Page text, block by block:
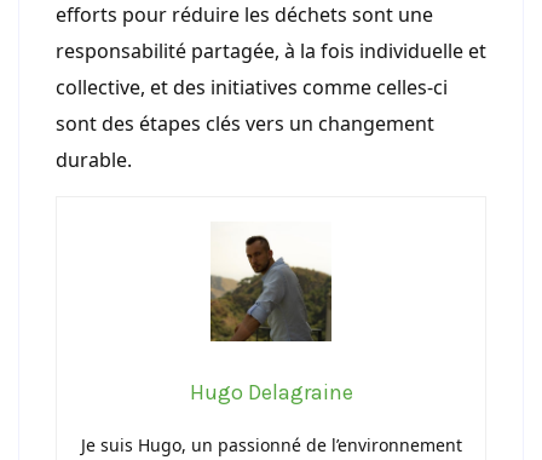
efforts pour réduire les déchets sont une
responsabilité partagée, à la fois individuelle et
collective, et des initiatives comme celles-ci
sont des étapes clés vers un changement
durable.
Hugo Delagraine
Je suis Hugo, un passionné de l’environnement